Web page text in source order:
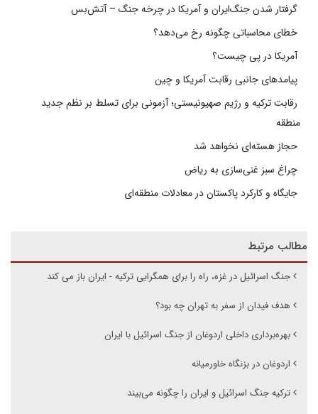
گرفتار شدن جنگ‌ایران و آمریکا در چرخه جنگ – آتش‌بس
خطای محاسباتی چگونه رخ می‌دهد؟
آمریکا در پی چیست؟
پیامدهای جانبی رقابت آمریکا و چین
رقابت ترکیه و رژیم صهیونیستی؛ آزمونی برای تسلط بر نظم جدید
منطقه
حجاز هسته‌ای نخواهد شد
چراغ سبز غنی‌سازی به ریاض
جایگاه و کارکرد پاکستان در معادلات منطقه‌ای
مطالب مرتبط
جنگ اسرائیل در غزه، راه را برای همگرایی ترکیه - ایران باز می کند
هدف فیدان از سفر به تهران چه بود؟
بهره‌برداری داخلی اردوغان از جنگ اسرائیل با ایران
اردوغان در بزنگاه خاورمیانه
ترکیه جنگ اسرائیل و ایران را چگونه می‌بیند